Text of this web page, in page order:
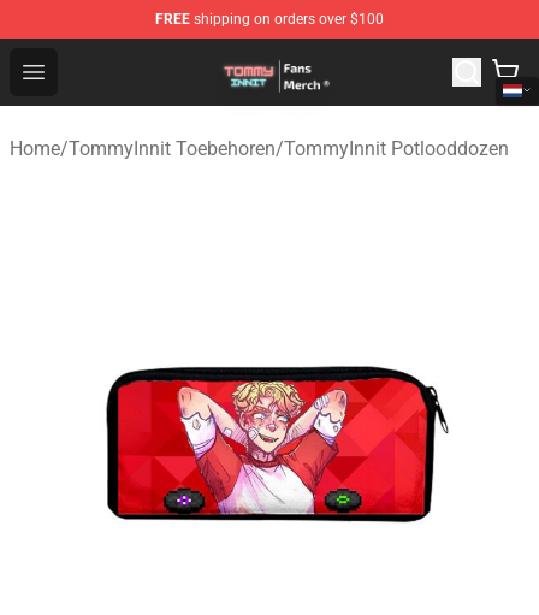
FREE shipping on orders over $100
Open menu
TommyInnit Store - Official TommyInnit Merchandise
Home/TommyInnit Toebehoren/TommyInnit Potlooddozen